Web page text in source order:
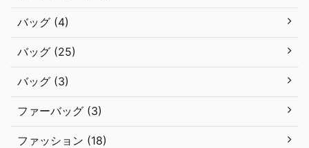
バッグ (4)
バッグ (25)
バッグ (3)
ファーバッグ (3)
ファッション (18)